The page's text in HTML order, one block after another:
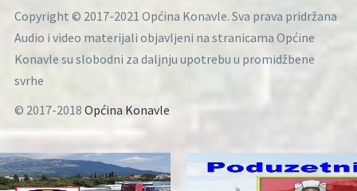
Copyright © 2017-2021 Općina Konavle. Sva prava pridržana
Audio i video materijali objavljeni na stranicama Općine
Konavle su slobodni za daljnju upotrebu u promidžbene
svrhe
© 2017-2018 Općina Konavle